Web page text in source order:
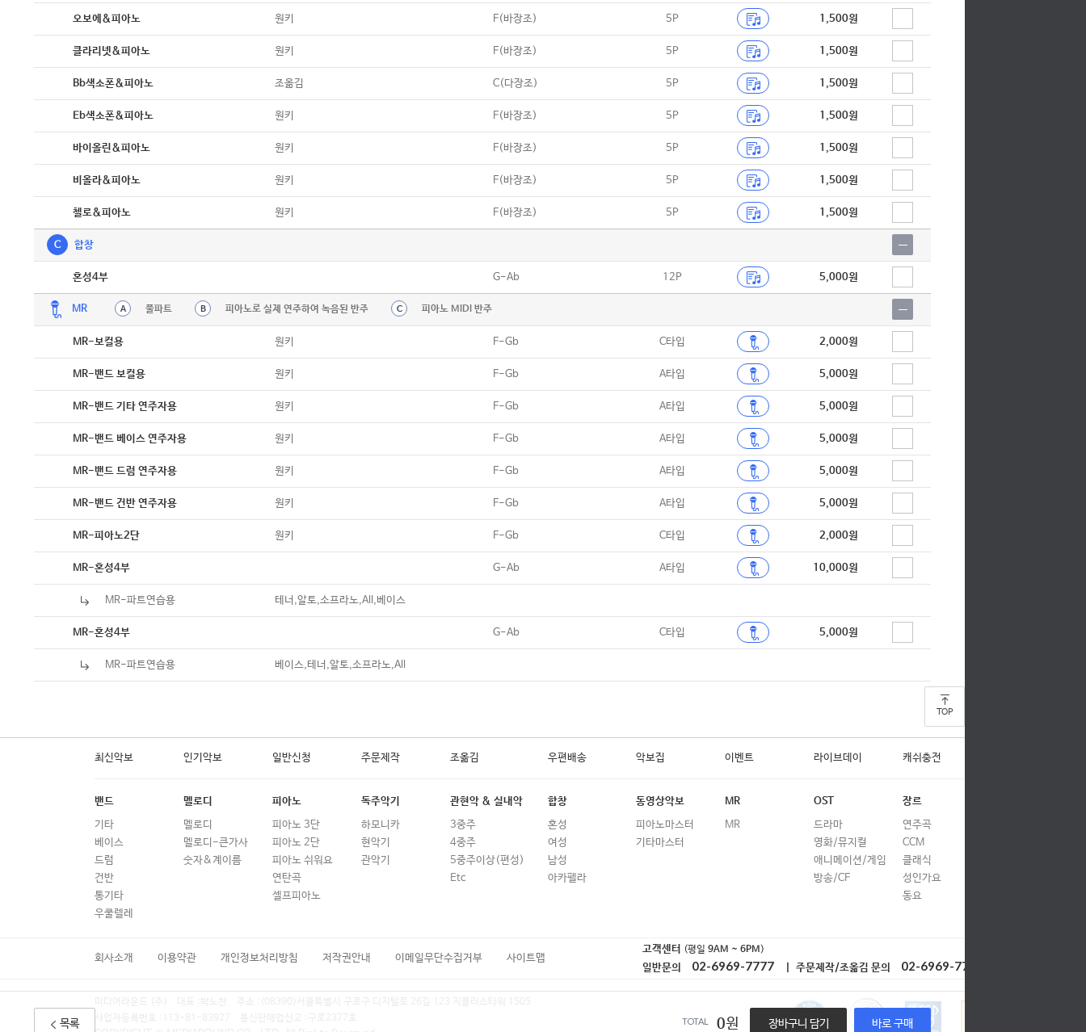
오보에&피아노 원키 F(바장조) 5P 1,500원
클라리넷&피아노 원키 F(바장조) 5P 1,500원
Bb색소폰&피아노 조옮김 C(다장조) 5P 1,500원
Eb색소폰&피아노 원키 F(바장조) 5P 1,500원
바이올린&피아노 원키 F(바장조) 5P 1,500원
비올라&피아노 원키 F(바장조) 5P 1,500원
첼로&피아노 원키 F(바장조) 5P 1,500원
C 합창
혼성4부 G-Ab 12P 5,000원
MR A 풀파트 B 피아노로 실제 연주하여 녹음된 반주 C 피아노 MIDI 반주
MR-보컬용 원키 F-Gb C타입 2,000원
MR-밴드 보컬용 원키 F-Gb A타입 5,000원
MR-밴드 기타 연주자용 원키 F-Gb A타입 5,000원
MR-밴드 베이스 연주자용 원키 F-Gb A타입 5,000원
MR-밴드 드럼 연주자용 원키 F-Gb A타입 5,000원
MR-밴드 건반 연주자용 원키 F-Gb A타입 5,000원
MR-피아노2단 원키 F-Gb C타입 2,000원
MR-혼성4부 G-Ab A타입 10,000원
MR-파트연습용 테너,알토,소프라노,All,베이스
MR-혼성4부 G-Ab C타입 5,000원
MR-파트연습용 베이스,테너,알토,소프라노,All
목록 TOTAL 0원 장바구니 담기 바로 구매
최신악보 인기악보 일반신청 주문제작 조옮김 우편배송 악보집 이벤트 라이브데이 캐쉬충전
밴드
기타
베이스
드럼
건반
통기타
우쿨렐레
멜로디
멜로디
멜로디-큰가사
숫자&계이름
피아노
피아노 3단
피아노 2단
피아노 쉬워요
연탄곡
셀프피아노
독주악기
하모니카
현악기
관악기
관현악 & 실내악
3중주
4중주
5중주이상(편성)
Etc
합창
혼성
여성
남성
아카펠라
동영상악보
피아노마스터
기타마스터
MR
MR
OST
드라마
영화/뮤지컬
애니메이션/게임
방송/CF
장르
연주곡
CCM
클래식
성인가요
동요
회사소개 이용약관 개인정보처리방침 저작권안내 이메일무단수집거부 사이트맵
고객센터 (평일 9AM ~ 6PM)
일반문의 02-6969-7777 | 주문제작/조옮김 문의 02-6969-7778
TOP